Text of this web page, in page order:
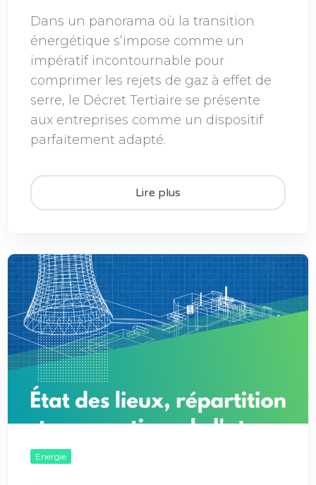
Dans un panorama où la transition
énergétique s’impose comme un
impératif incontournable pour
comprimer les rejets de gaz à effet de
serre, le Décret Tertiaire se présente
aux entreprises comme un dispositif
parfaitement adapté.
Lire plus
Energie